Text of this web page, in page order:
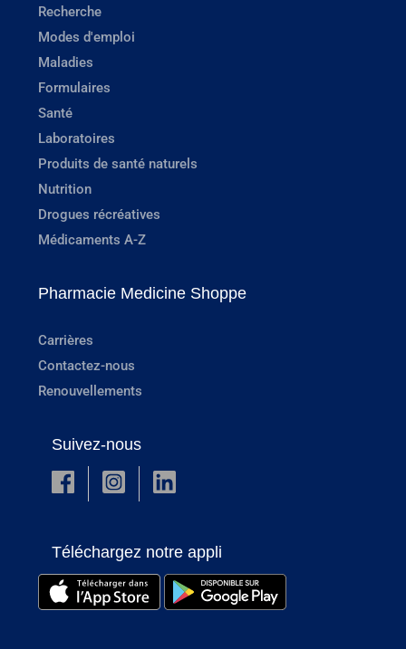
Recherche
Modes d'emploi
Maladies
Formulaires
Santé
Laboratoires
Produits de santé naturels
Nutrition
Drogues récréatives
Médicaments A-Z
Pharmacie Medicine Shoppe
Carrières
Contactez-nous
Renouvellements
Suivez-nous
Téléchargez notre appli